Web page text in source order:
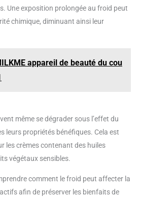
Une exposition prolongée au froid peut
chimique, diminuant ainsi leur
appareil de beauté du cou
même se dégrader sous l’effet du
leurs propriétés bénéfiques. Cela est
les crèmes contenant des huiles
végétaux sensibles.
comment le froid peut affecter la
afin de préserver les bienfaits de